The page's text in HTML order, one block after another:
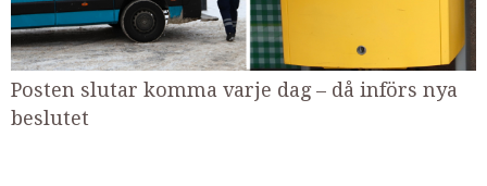
Posten slutar komma varje dag – då införs nya
beslutet